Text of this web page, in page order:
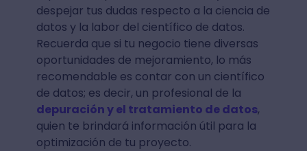
despejar tus dudas respecto a la ciencia de
datos y la labor del científico de datos.
Recuerda que si tu negocio tiene diversas
oportunidades de mejoramiento, lo más
recomendable es contar con un científico
de datos; es decir, un profesional de la
depuración y el tratamiento de datos,
quien te brindará información útil para la
optimización de tu proyecto.